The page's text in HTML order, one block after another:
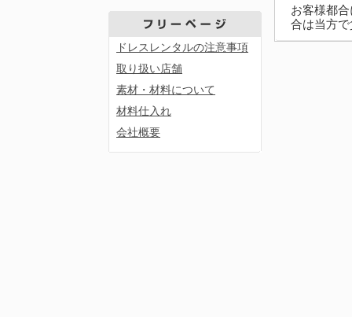
ドレスレンタルの注意事項
取り扱い店舗
素材・材料について
材料仕入れ
会社概要
お客様都
合は当方